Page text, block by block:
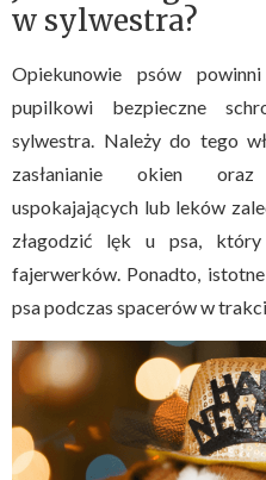
w sylwestra?
Opiekunowie psów
pupilkowi bezpieczne
sylwestra. Należy do tego
zasłanianie okien oraz
uspokajających lub leków
złagodzić lęk u psa,
fajerwerków. Ponadto,
psa podczas spacerów w